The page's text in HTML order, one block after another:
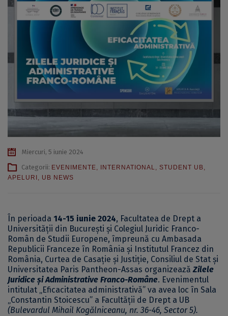
Miercuri, 5 iunie 2024
Categorii: EVENIMENTE, INTERNATIONAL, STUDENT UB,
APELURI , UB NEWS
În perioada 14-15 iunie 2024, Facultatea de Drept a
Universității din București și Colegiul Juridic Franco-
Român de Studii Europene, împreună cu Ambasada
Republicii Franceze în România și Institutul Francez din
România, Curtea de Casație și Justiție, Consiliul de Stat și
Universitatea Paris Pantheon-Assas organizeazăZilele
Juridice și Administrative Franco-Române. Evenimentul
intitulat „Eficacitatea administrativă” va avea loc în Sala
„Constantin Stoicescu” a Facultății de Drept a UB
(Bulevardul Mihail Kogălniceanu, nr. 36-46, Sector 5).